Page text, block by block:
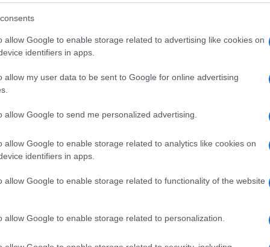
allow Google to enable storage related to advertising like cookies on
identifiers in apps.
allow my user data to be sent to Google for online advertising
allow Google to send me personalized advertising.
allow Google to enable storage related to analytics like cookies on
identifiers in apps.
allow Google to enable storage related to functionality of the website
allow Google to enable storage related to personalization.
világába is. Merthogy 1969-ben egy aquincumi
lengyelek énekelték a maguk népdalait, ők erre képtelenek
néhány számukra kedves népdalt, és nekiláttak
a praktikus méretre szabdalt újságpapírok között
és Sebő Ferenccel duóban is benevezett a
kiestek, a magyar népdalokkal Halmos Béla egyéniben
gitárral kísérni. S bár ők is érezték, hogy a kettő nem
az időkben szinte minden valamirevaló fiatal zenész keze
Béla számára a Röpülj,
magával vitt Sebő
is – meghozta az